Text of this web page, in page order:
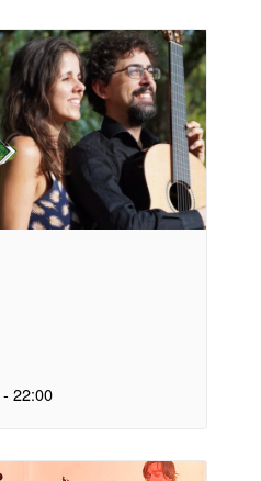
- 22:00